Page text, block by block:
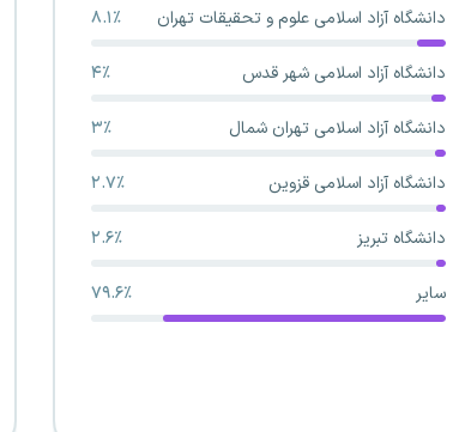
دانشگاه آزاد اسلامی علوم و تحقیقات تهران ۸.۱٪
دانشگاه آزاد اسلامی شهر قدس ۴٪
دانشگاه آزاد اسلامی تهران شمال ۳٪
دانشگاه آزاد اسلامی قزوین ۲.۷٪
دانشگاه تبریز ۲.۶٪
سایر ۷۹.۶٪